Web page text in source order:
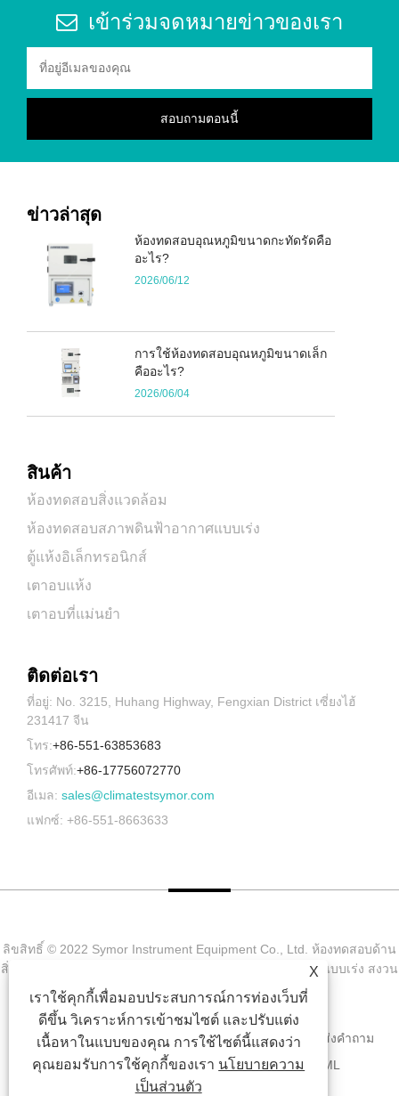
เข้าร่วมจดหมายข่าวของเรา
ข่าวล่าสุด
ห้องทดสอบอุณหภูมิขนาดกะทัดรัดคือ
อะไร?
2026/06/12
การใช้ห้องทดสอบอุณหภูมิขนาดเล็ก
คืออะไร?
2026/06/04
สินค้า
ห้องทดสอบสิ่งแวดล้อม
ห้องทดสอบสภาพดินฟ้าอากาศแบบเร่ง
ตู้แห้งอิเล็กทรอนิกส์
เตาอบแห้ง
เตาอบที่แม่นยำ
ติดต่อเรา
ที่อยู่: No. 3215, Huhang Highway, Fengxian District เซี่ยงไฮ้
231417 จีน
โทร:+86-551-63853683
โทรศัพท์:+86-17756072770
อีเมล: sales@climatestsymor.com
แฟกซ์: +86-551-8663633
ลิขสิทธิ์ © 2022 Symor Instrument Equipment Co., Ltd. ห้องทดสอบด้าน
สิ่งแวดล้อม, ตู้แห้งแบบอิเล็กทรอนิกส์, ห้องทดสอบการผุกร่อนแบบเร่ง สงวน
บ้าน เกี่ยวกับเรา สินค้า ข่าว ดาวน์โหลด
ส่งคำถาม
ติดต่อเรา
ลิงค์ SITEMAP RSS
XML
PRIVACY POLICY
X
เราใช้คุกกี้เพื่อมอบประสบการณ์การท่องเว็บที่
ดีขึ้น วิเคราะห์การเข้าชมไซต์ และปรับแต่ง
เนื้อหาในแบบของคุณ การใช้ไซต์นี้แสดงว่า
คุณยอมรับการใช้คุกกี้ของเรา นโยบายความ
เป็นส่วนตัว